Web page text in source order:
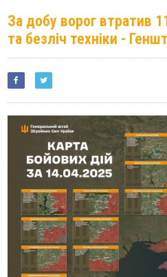
За добу ворог втратив
та безліч техніки -